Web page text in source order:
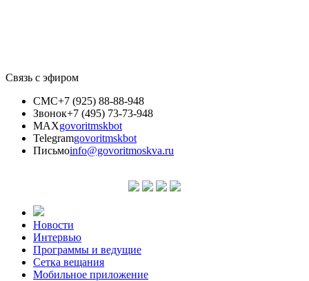
Связь с эфиром
СМС+7 (925) 88-88-948
Звонок+7 (495) 73-73-948
MAXgovoritmskbot
Telegramgovoritmskbot
Письмоinfo@govoritmoskva.ru
Новости
Интервью
Программы и ведущие
Сетка вещания
Мобильное приложение